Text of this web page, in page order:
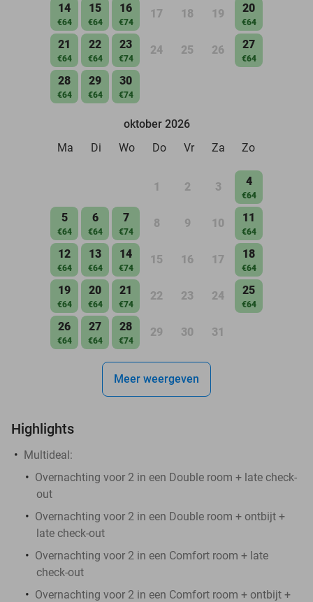
14
€64
15
€64
16
€74
17 18 19 20
€64
21
€64
22
€64
23
€74
24 25 26 27
€64
28
€64
29
€64
30
€74
oktober 2026
Ma
Di Wo Do Vr Za Zo
1 2 3 4
€64
5
€64
6
€64
7
€74
8 9 10 11
€64
12
€64
13
€64
14
€74
15 16 17 18
€64
19
€64
20
€64
21
€74
22 23 24 25
€64
26
€64
27
€64
28
€74
29 30 31
Meer weergeven
Highlights
Multideal:
Overnachting voor 2 in een Double room + late check-
out
Overnachting voor 2 in een Double room + ontbijt +
late check-out
Overnachting voor 2 in een Comfort room + late
check-out
Overnachting voor 2 in een Comfort room + ontbijt +